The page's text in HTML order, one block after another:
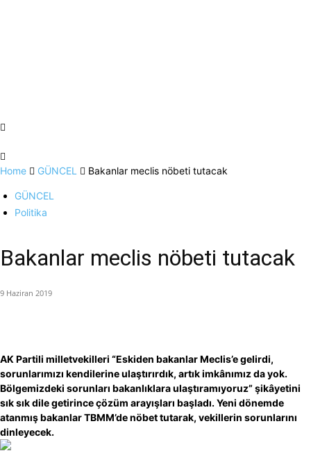
Home GÜNCEL Bakanlar meclis nöbeti tutacak
GÜNCEL
Politika
Bakanlar meclis nöbeti tutacak
9 Haziran 2019
AK Partili milletvekilleri “Eskiden bakanlar Meclis’e gelirdi,
sorunlarımızı kendilerine ulaştırırdık, artık imkânımız da yok.
Bölgemizdeki sorunları bakanlıklara ulaştıramıyoruz” şikâyetini
sık sık dile getirince çözüm arayışları başladı. Yeni dönemde
atanmış bakanlar TBMM’de nöbet tutarak, vekillerin sorunlarını
dinleyecek.